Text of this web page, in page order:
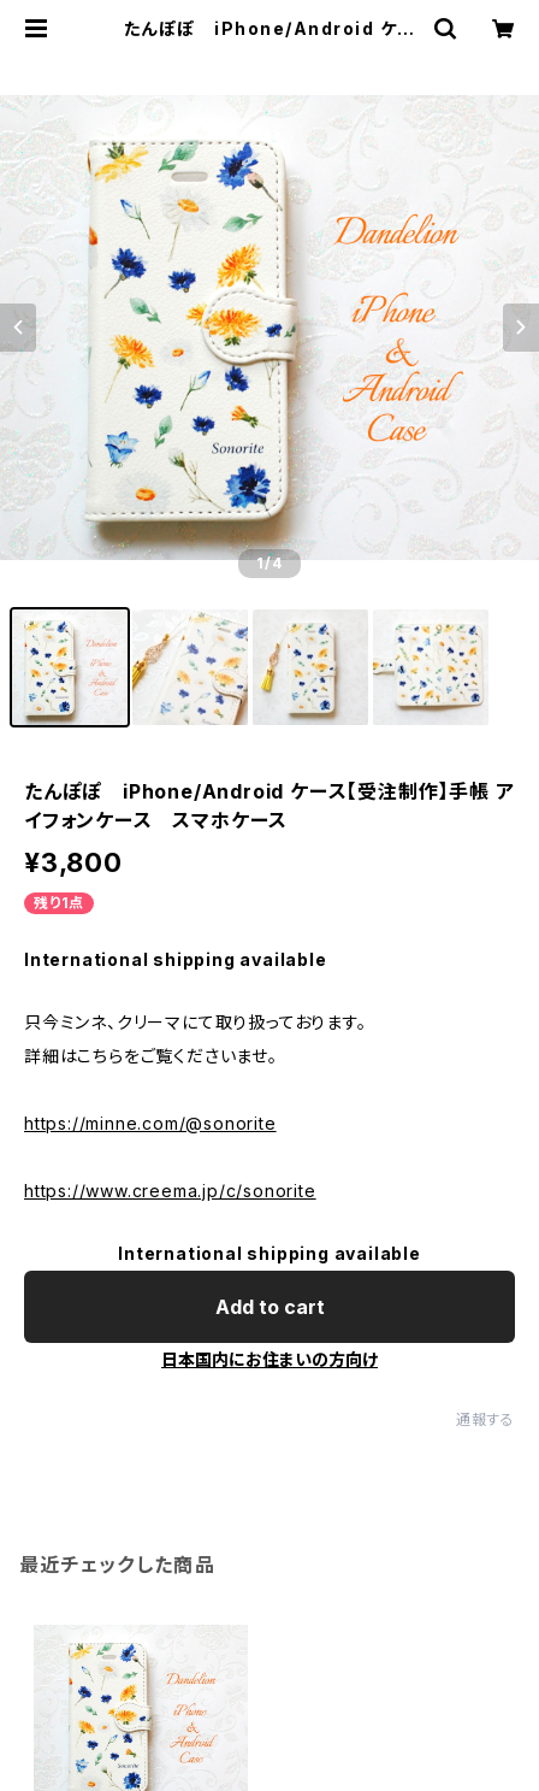
たんぽぽ iPhone/Android ケー
1/4
たんぽぽ iPhone/Android ケース【受注制作】手帳 ア
イフォンケース スマホケース
¥3,800
残り1点
International shipping available
只今ミンネ、クリーマにて取り扱っております。
詳細はこちらをご覧くださいませ。
https://minne.com/@sonorite
https://www.creema.jp/c/sonorite
International shipping available
Add to cart
日本国内にお住まいの方向け
通報する
最近チェックした商品